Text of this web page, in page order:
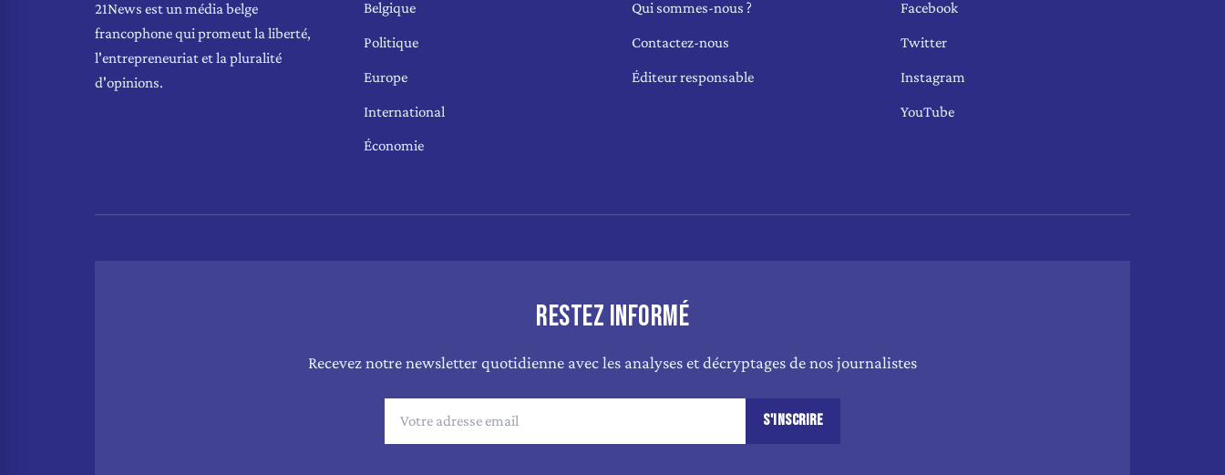
21News est un média belge
francophone qui promeut la liberté,
l'entrepreneuriat et la pluralité
d'opinions.
Belgique
Politique
Europe
International
Économie
Qui sommes-nous ?
Contactez-nous
Éditeur responsable
Facebook
Twitter
Instagram
YouTube
RESTEZ INFORMÉ
Recevez notre newsletter quotidienne avec les analyses et décryptages de nos journalistes
S'INSCRIRE